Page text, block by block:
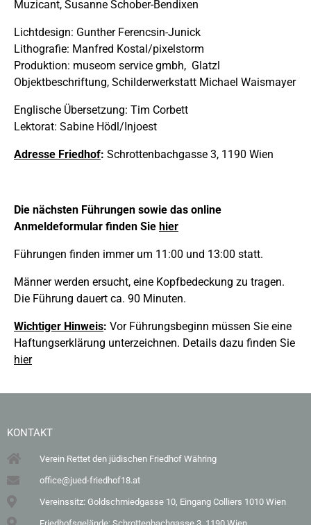
Muzicant, Susanne Schober-Bendixen
Lichtdesign: Gunther Ferencsin-Junick
Lithografie: Manfred Kostal/pixelstorm
Produktion: museom service gmbh, Glatzl
Objektbeschriftung, Schilderwerkstatt Michael Waismayer
Englische Übersetzung: Tim Corbett
Lektorat: Sabine Hödl/Injoest
Adresse Friedhof: Schrottenbachgasse 3, 1190 Wien
Die nächsten Führungen sowie das online
Anmeldeformular finden Sie hier
Führungen finden immer um 11:00 und 13:00 statt.
Männer werden ersucht, eine Kopfbedeckung zu tragen.
Die Führung dauert ca. 90 Minuten.
Wichtiger Hinweis: Vor Führungsbeginn müssen Sie eine
Haftungserklärung unterzeichnen. Details dazu finden Sie
hier
KONTAKT
Verein Rettet den jüdischen Friedhof Währing
office@jued-friedhof18.at
Vereinssitz: Goldschmiedgasse 10, Eingang Colliers 1010 Wien